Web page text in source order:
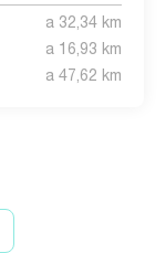
a 32,34 km
a 16,93 km
a 47,62 km